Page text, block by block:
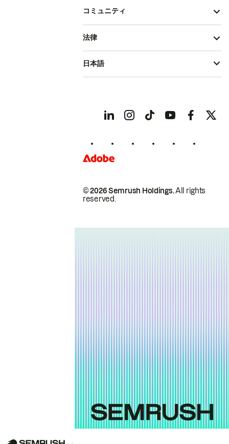
コミュニティ
© 2026 Semrush Holdings.All rights
reserved.
法律
日本語